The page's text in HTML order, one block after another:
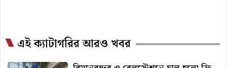
এই ক্যাটাগরির আরও খবর